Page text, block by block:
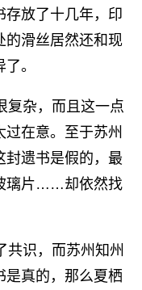
存放了十几年，印
的滑丝居然还和现
。
杂，而且这一点
在意。至于苏州
封遗书是假的，最
璃片……却依然找
识，而苏州知州
是真的，那么夏栖